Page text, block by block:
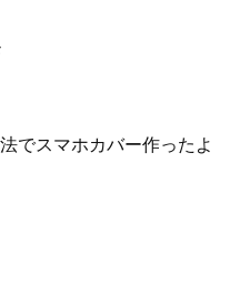
でスマホカバー作ったよ